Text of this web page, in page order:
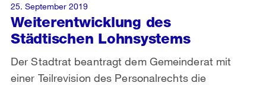
Weiterentwicklung des
Städtischen Lohnsystems
Der Stadtrat beantragt dem Gemeinderat mit
einer Teilrevision des Personalrechts die
25. September 2019